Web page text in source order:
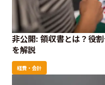
非公開: 領収書とは？役
を解説
経費・会計